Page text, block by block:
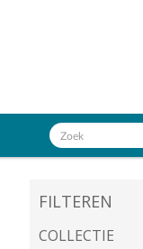
FILTEREN
COLLECTIE